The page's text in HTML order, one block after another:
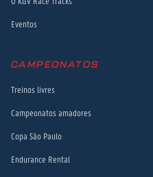
Eventos
CAMPEONATOS
Treinos livres
Campeonatos amadores
Copa São Paulo
Endurance Rental